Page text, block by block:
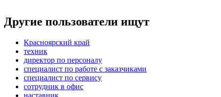
Другие пользователи ищут
Красноярский край
техник
директор по персоналу
специалист по работе с заказчиками
специалист по сервису
сотрудник в офис